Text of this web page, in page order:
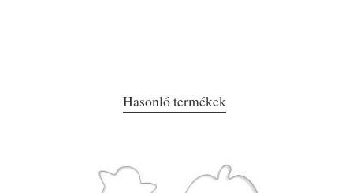
Hasonló termékek